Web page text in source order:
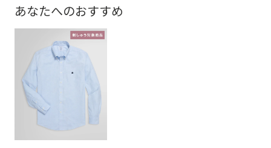
あなたへのおすすめ